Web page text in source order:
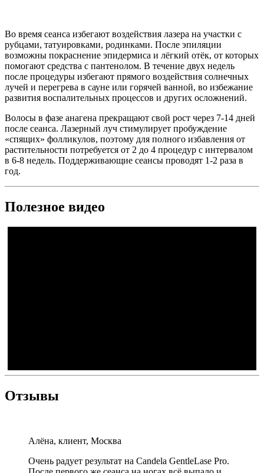
Во время сеанса избегают воздействия лазера на участки с
рубцами, татуировками, родинками. После эпиляции
возможны покраснение эпидермиса и лёгкий отёк, от которых
помогают средства с пантенолом. В течение двух недель
после процедуры избегают прямого воздействия солнечных
лучей и перегрева в сауне или горячей ванной, во избежание
развития воспалительных процессов и других осложнений.
Волосы в фазе анагена прекращают свой рост через 7-14 дней
после сеанса. Лазерный луч стимулирует пробуждение
«спящих» фолликулов, поэтому для полного избавления от
растительности потребуется от 2 до 4 процедур с интервалом
в 6-8 недель. Поддерживающие сеансы проводят 1-2 раза в
год.
Полезное видео
Отзывы
Алёна, клиент, Москва
Очень радует результат на Candela GentleLase Pro.